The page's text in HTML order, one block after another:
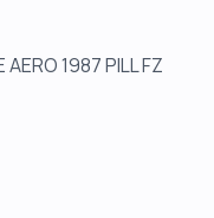
1987 PILL FZ